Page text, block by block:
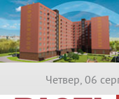
Четвер, 06